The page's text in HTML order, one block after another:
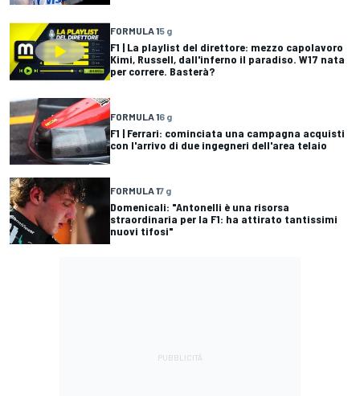
FORMULA 15 g
F1 | La playlist del direttore: mezzo capolavoro
Kimi, Russell, dall'inferno il paradiso. W17 nata
per correre. Basterà?
FORMULA 16 g
F1 | Ferrari: cominciata una campagna acquisti
con l'arrivo di due ingegneri dell'area telaio
FORMULA 17 g
Domenicali: "Antonelli è una risorsa
straordinaria per la F1: ha attirato tantissimi
nuovi tifosi"